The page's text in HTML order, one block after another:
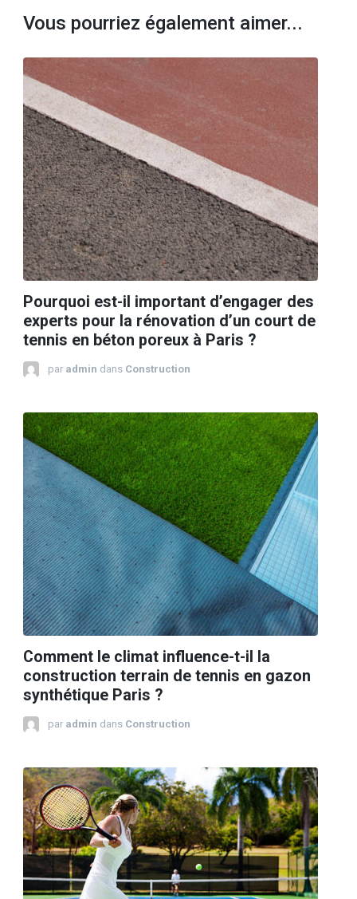
Vous pourriez également aimer...
Pourquoi est-il important d’engager des
experts pour la rénovation d’un court de
tennis en béton poreux à Paris ?
par admin dans Construction
Comment le climat influence-t-il la
construction terrain de tennis en gazon
synthétique Paris ?
par admin dans Construction